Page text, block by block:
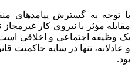
با توجه به گسترش پیامدهای
مقابله مؤثر با نیروی کار
یک وظیفه اجتماعی و اخلاقی
و عادلانه، تنها در سایه حاکمیت
بود.